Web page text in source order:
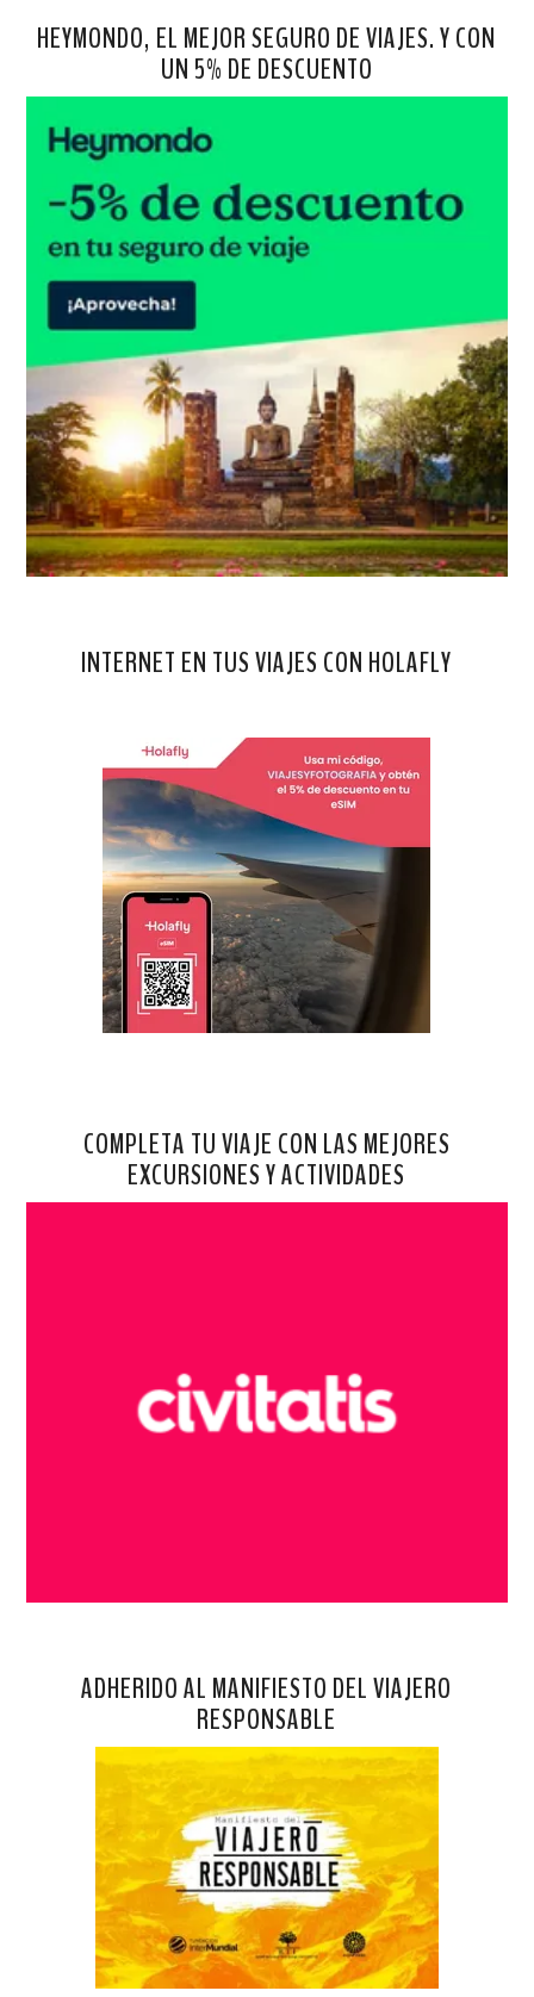
HEYMONDO, EL MEJOR SEGURO DE VIAJES. Y CON
UN 5% DE DESCUENTO
INTERNET EN TUS VIAJES CON HOLAFLY
COMPLETA TU VIAJE CON LAS MEJORES
EXCURSIONES Y ACTIVIDADES
ADHERIDO AL MANIFIESTO DEL VIAJERO
RESPONSABLE